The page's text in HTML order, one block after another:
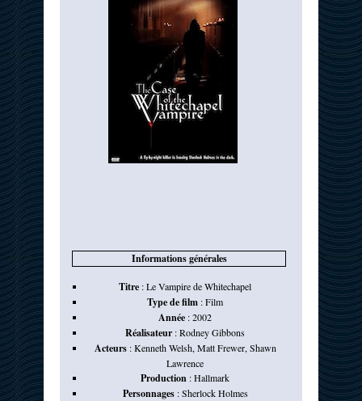
Informations générales
Titre :Le Vampire de Whitechapel
Type de film :Film
Année :2002
Réalisateur :Rodney Gibbons
Acteurs:Kenneth Welsh, Matt Frewer, Shawn
Lawrence
Production :Hallmark
Personnages:Sherlock Holmes